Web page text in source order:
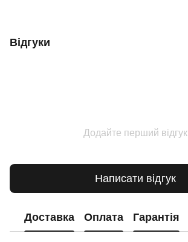
Відгуки
Додайте перший відгук
Написати відгук
Доставка Оплата Гарантія